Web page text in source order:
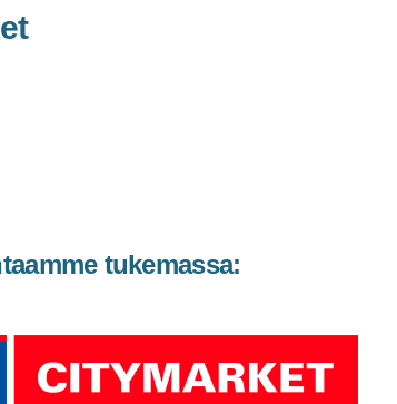
tukemassa: